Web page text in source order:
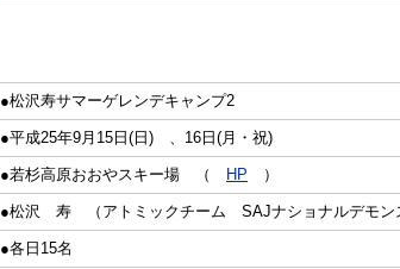
●松沢寿サマーゲレンデキャンプ2
●平成25年9月15日(日) 、16日(月・祝)
●若杉高原おおやスキー場 （ HP ）
●松沢 寿 （アトミックチーム SAJナショナルデモン
●各日15名